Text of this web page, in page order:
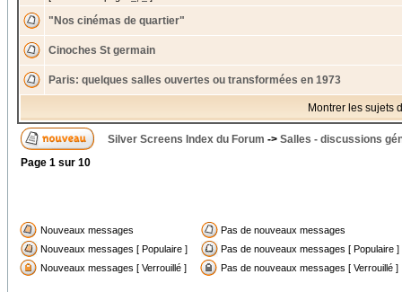
"Nos cinémas de quartier"
Cinoches St germain
Paris: quelques salles ouvertes ou transformées en 1973
Montrer les sujets
Silver Screens Index du Forum -> Salles - discussions
Page 1 sur 10
Nouveaux messages
Pas de nouveaux messages
Nouveaux messages [ Populaire ]
Pas de nouveaux messages [ Populaire ]
Nouveaux messages [ Verrouillé ]
Pas de nouveaux messages [ Verrouillé ]